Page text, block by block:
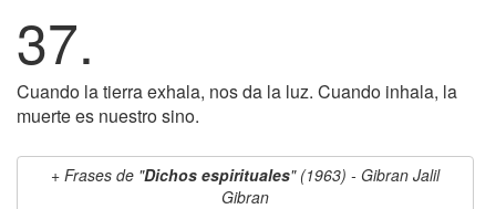
37.
Cuando la tierra exhala, nos da la luz. Cuando inhala, la
muerte es nuestro sino.
Frases de "Dichos espirituales" (1963) - Gibran Jalil
Gibran